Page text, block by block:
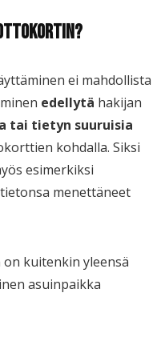
ei mahdollista
edellytä hakijan
tietyn suuruisia
kohdalla. Siksi
esimerkiksi
menettäneet
kuitenkin yleensä
asuinpaikka